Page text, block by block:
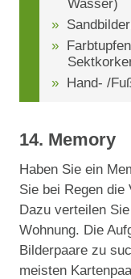
Wasser)
Hand- /
14. Memory
Haben Sie ein
Sie bei Regen die
Dazu verteilen
Wohnung. Die
Bilderpaare zu
meisten